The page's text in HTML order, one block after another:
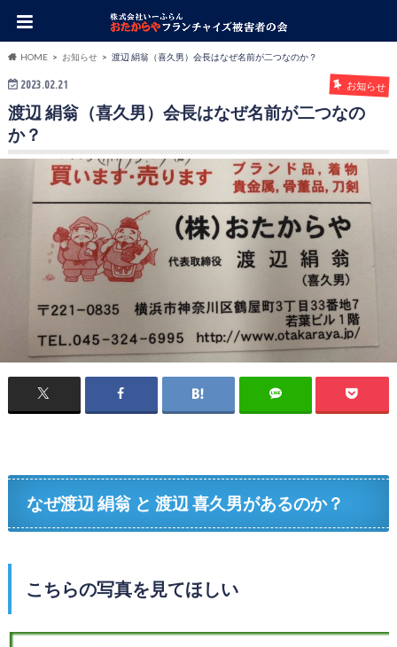
HOME お知らせ 渡辺 絹翁（喜久男）会長はなぜ名前が二つなのか？
2023.02.21 お知らせ
渡辺 絹翁（喜久男）会長はなぜ名前が二つなの
か？
なぜ渡辺 絹翁 と 渡辺 喜久男があるのか？
こちらの写真を見てほしい